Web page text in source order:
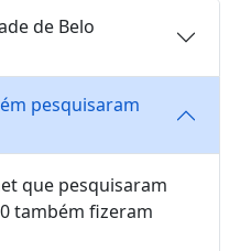
de Belo
pesquisaram
que pesquisaram
também fizeram